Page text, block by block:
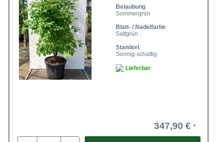
Belaubung
Sommergrün
Blatt- / Nadelfarbe
Sattgrün
Standort
Sonnig-schattig
Lieferbar
347,90 €